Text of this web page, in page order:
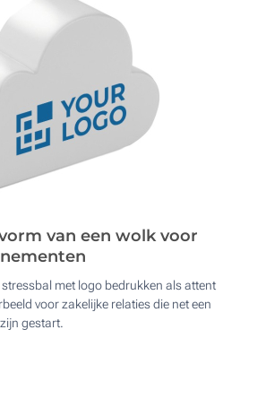
van een wolk voor
met logo bedrukken als attent
voor zakelijke relaties die net een
gestart.